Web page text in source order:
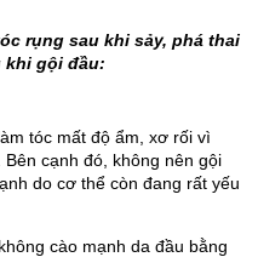
rụng sau khi sảy, phá thai
khi gội đầu:
tóc mất độ ẩm, xơ rối vì
cạnh đó, không nên gội
do cơ thể còn đang rất yếu
cào mạnh da đầu bằng